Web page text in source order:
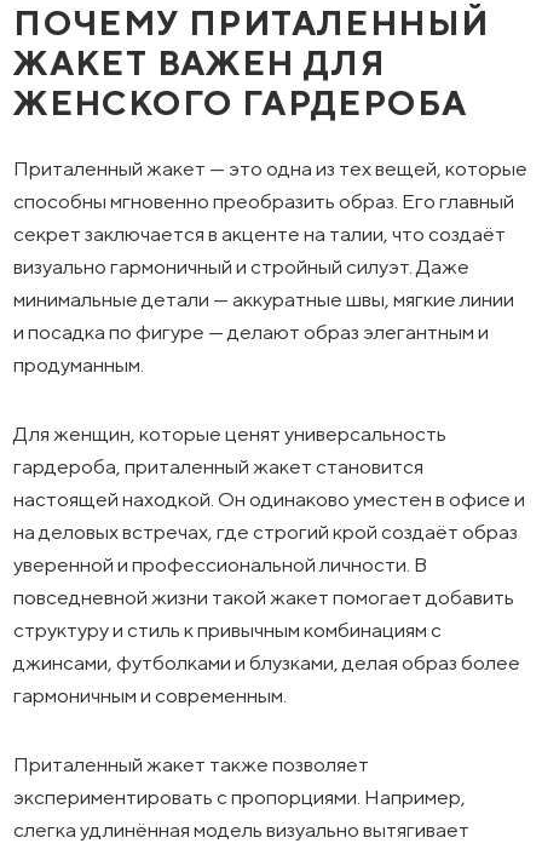
ПОЧЕМУ ПРИТАЛЕННЫЙ
ЖАКЕТ ВАЖЕН ДЛЯ
ЖЕНСКОГО ГАРДЕРОБА
Приталенный жакет — это одна из тех вещей, которые
способны мгновенно преобразить образ. Его главный
секрет заключается в акценте на талии, что создаёт
визуально гармоничный и стройный силуэт. Даже
минимальные детали — аккуратные швы, мягкие линии
и посадка по фигуре — делают образ элегантным и
продуманным.
Для женщин, которые ценят универсальность
гардероба, приталенный жакет становится
настоящей находкой. Он одинаково уместен в офисе и
на деловых встречах, где строгий крой создаёт образ
уверенной и профессиональной личности. В
повседневной жизни такой жакет помогает добавить
структуру и стиль к привычным комбинациям с
джинсами, футболками и блузками, делая образ более
гармоничным и современным.
Приталенный жакет также позволяет
экспериментировать с пропорциями. Например,
слегка удлинённая модель визуально вытягивает